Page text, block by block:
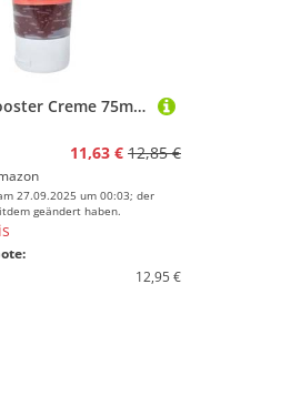
Illex Nitro Booster Creme 75ml - Lockstoff für Fische, Farbe/Geschmack:Braun/Worm
11,63 € 12,85 €
27.09.2025 um 00:03; der
geändert haben.
12,95 €